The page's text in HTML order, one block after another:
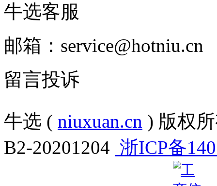
牛选客服
邮箱：service@hotniu.cn
留言投诉
牛选 ( niuxuan.cn ) 版权
B2-20201204 浙ICP备